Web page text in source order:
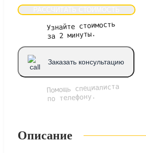
Узнайте стоимость
за 2 минуты.
Заказать консультацию
Помощь специалиста
по телефону.
Описание